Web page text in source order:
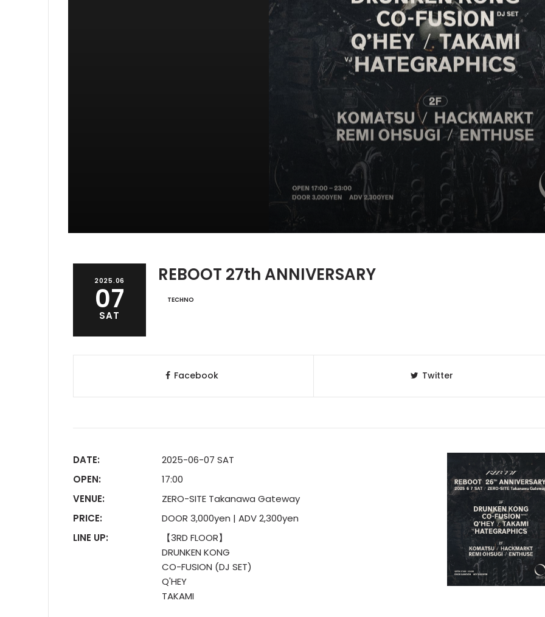
2025.06
07
SAT
REBOOT 27th ANNIVERSARY
TECHNO
Facebook Twitter
DATE:
2025-06-07 SAT
OPEN:
17:00
VENUE:
ZERO-SITE Takanawa Gateway
PRICE:
DOOR 3,000yen | ADV 2,300yen
LINE UP:
【3RD FLOOR】
DRUNKEN KONG
CO-FUSION (DJ SET)
Q'HEY
TAKAMI